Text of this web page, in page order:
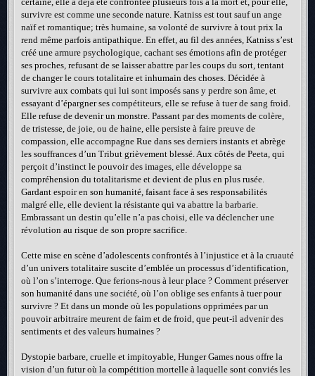
survivre est comme une seconde nature. Katniss est tout sauf un ange
naïf et romantique; très humaine, sa volonté de survivre à tout prix la
rend même parfois antipathique. En effet, au fil des années, Katniss s’est
créé une armure psychologique, cachant ses émotions afin de protéger
ses proches, refusant de se laisser abattre par les coups du sort, tentant
de changer le cours totalitaire et inhumain des choses. Décidée à
survivre aux combats qui lui sont imposés sans y perdre son âme, et
essayant d’épargner ses compétiteurs, elle se refuse à tuer de sang froid.
Elle refuse de devenir un monstre. Passant par des moments de colère,
de tristesse, de joie, ou de haine, elle persiste à faire preuve de
compassion, elle accompagne Rue dans ses derniers instants et abrège
les souffrances d’un Tribut grièvement blessé. Aux côtés de Peeta, qui
perçoit d’instinct le pouvoir des images, elle développe sa
compréhension du totalitarisme et devient de plus en plus rusée.
Gardant espoir en son humanité, faisant face à ses responsabilités
malgré elle, elle devient la résistante qui va abattre la barbarie.
Embrassant un destin qu’elle n’a pas choisi, elle va déclencher une
révolution au risque de son propre sacrifice.
Cette mise en scène d’adolescents confrontés à l’injustice et à la cruauté
d’un univers totalitaire suscite d’emblée un processus d’identification,
où l’on s’interroge. Que ferions-nous à leur place ? Comment préserver
son humanité dans une société, où l’on oblige ses enfants à tuer pour
survivre ? Et dans un monde où les populations opprimées par un
pouvoir arbitraire meurent de faim et de froid, que peut-il advenir des
sentiments et des valeurs humaines ?
Dystopie barbare, cruelle et impitoyable, Hunger Games nous offre la
vision d’un futur où la compétition mortelle à laquelle sont conviés les